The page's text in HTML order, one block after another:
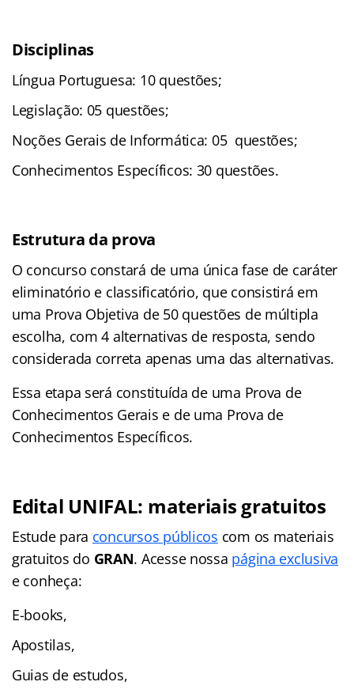
Disciplinas
Língua Portuguesa: 10 questões;
Legislação: 05 questões;
Noções Gerais de Informática: 05 questões;
Conhecimentos Específicos: 30 questões.
Estrutura da prova
O concurso constará de uma única fase de caráter
eliminatório e classificatório, que consistirá em
uma Prova Objetiva de 50 questões de múltipla
escolha, com 4 alternativas de resposta, sendo
considerada correta apenas uma das alternativas.
Essa etapa será constituída de uma Prova de
Conhecimentos Gerais e de uma Prova de
Conhecimentos Específicos.
Edital UNIFAL: materiais gratuitos
Estude para concursos públicos com os materiais
gratuitos do GRAN. Acesse nossa página exclusiva
e conheça:
E-books,
Apostilas,
Guias de estudos,